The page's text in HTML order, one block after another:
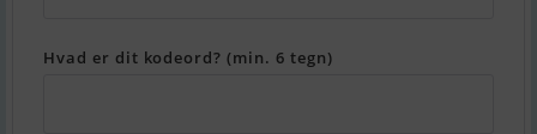
Hvad er dit kodeord? (min. 6 tegn)